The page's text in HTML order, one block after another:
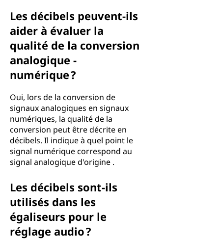
Les décibels peuvent-ils
aider à évaluer la
qualité de la conversion
analogique -
numérique ?
Oui, lors de la conversion de
signaux analogiques en signaux
numériques, la qualité de la
conversion peut être décrite en
décibels. Il indique à quel point le
signal numérique correspond au
signal analogique d'origine .
Les décibels sont-ils
utilisés dans les
égaliseurs pour le
réglage audio ?